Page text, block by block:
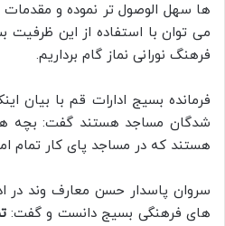
ها سهل الوصول تر نموده و
می توان با استفاده از این ظرفیت
فرهنگ نورانی نماز گام برداریم.
فرمانده بسیج ادارات قم با بیان
شدگان مساجد هستند گفت: بچه
هستند که در مساجد پای کار تمام
سروان پاسدار حسن معارف وند در
های فرهنگی بسیج دانست و گفت: